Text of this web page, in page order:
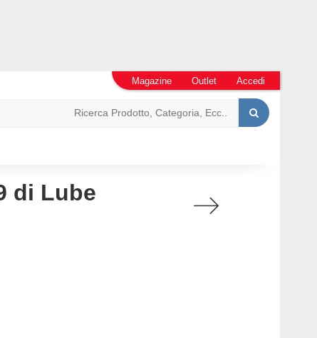
Magazine Outlet Accedi
di Lube